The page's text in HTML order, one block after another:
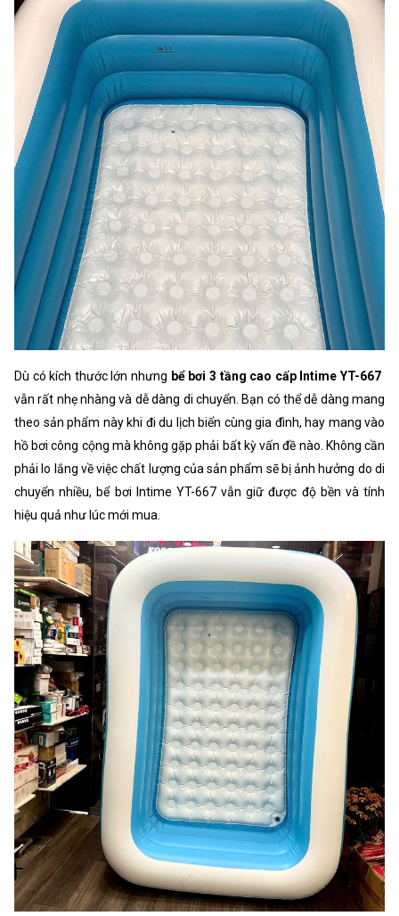
Dù có kích thước lớn nhưng bể bơi 3 tầng cao cấp Intime YT-667
vẫn rất nhẹ nhàng và dễ dàng di chuyển. Bạn có thể dễ dàng mang
theo sản phẩm này khi đi du lịch biển cùng gia đình, hay mang vào
hồ bơi công cộng mà không gặp phải bất kỳ vấn đề nào. Không cần
phải lo lắng về việc chất lượng của sản phẩm sẽ bị ảnh hưởng do di
chuyển nhiều, bể bơi Intime YT-667 vẫn giữ được độ bền và tính
hiệu quả như lúc mới mua.